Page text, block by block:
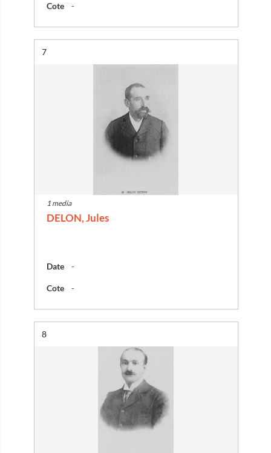
Cote -
Résultat n°
7
1 media
DELON, Jules
Date -
Cote -
Résultat n°
8